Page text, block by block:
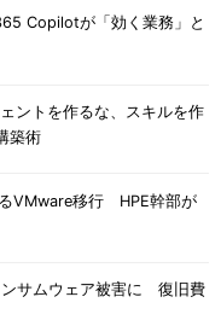
Copilotが「効く業務」と
ントを作るな、スキルを作
築術
VMware移行 HPE幹部が
ンサムウェア被害に 復旧費